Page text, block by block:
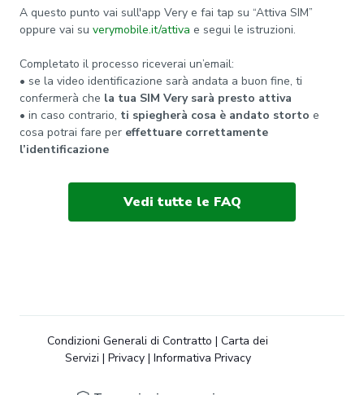
A questo punto vai sull'app Very e fai tap su “Attiva SIM”
oppure vai su verymobile.it/attiva e segui le istruzioni.
Completato il processo riceverai un’email:
• se la video identificazione sarà andata a buon fine, ti
confermerà che la tua SIM Very sarà presto attiva
• in caso contrario, ti spiegherà cosa è andato storto e
cosa potrai fare per effettuare correttamente
l’identificazione
Vedi tutte le FAQ
Condizioni Generali di Contratto | Carta dei
Servizi | Privacy| Informativa Privacy